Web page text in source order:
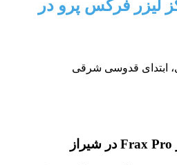
لیزر فرکس پرو در
ابتدای قدوسی شرقی